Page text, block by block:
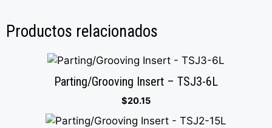
Productos relacionados
Parting/Grooving Insert – TSJ3-6L
$20.15